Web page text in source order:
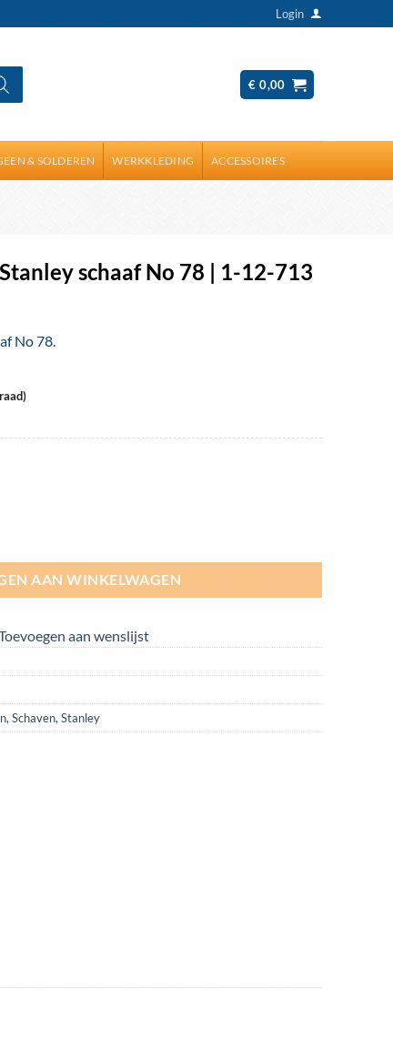
Login
€ 0,00
& SOLDEREN WERKKLEDING ACCESSOIRES
schaaf No 78 | 1-12-713
No 78.
AAN WINKELWAGEN
aan wenslijst
, Schaven, Stanley